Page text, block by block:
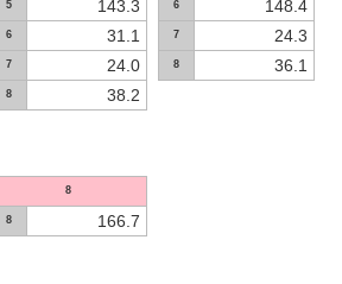
5 143.3
6 31.1
7 24.0
8 38.2
6 148.4
7 24.3
8 36.1
8
8 166.7